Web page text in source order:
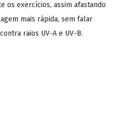
os exercícios, assim afastando
mais rápida, sem falar
raios UV-A e UV-B.